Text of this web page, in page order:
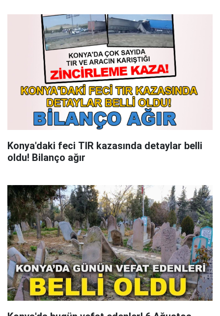
Konya'daki feci TIR kazasında detaylar belli
oldu! Bilanço ağır